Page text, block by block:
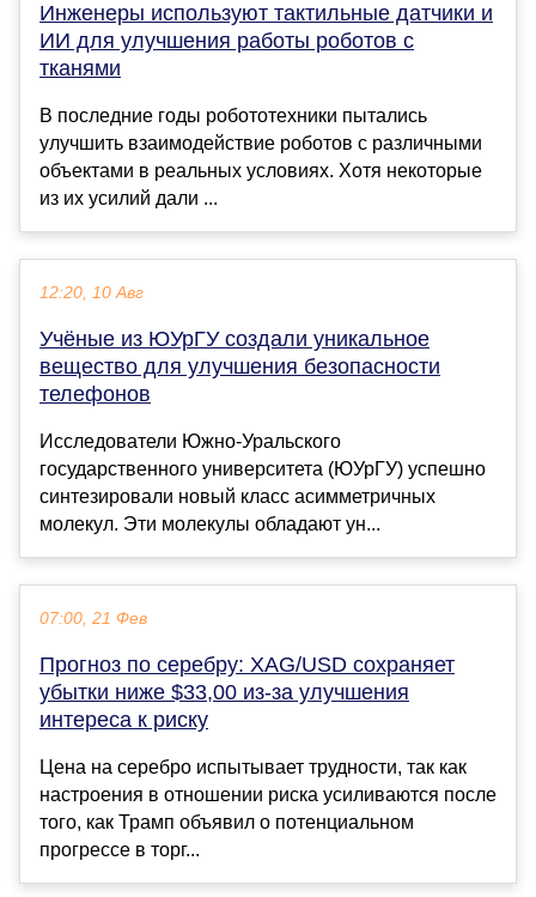
Инженеры используют тактильные датчики и
ИИ для улучшения работы роботов с
тканями
В последние годы робототехники пытались
улучшить взаимодействие роботов с различными
объектами в реальных условиях. Хотя некоторые
из их усилий дали ...
12:20, 10 Авг
Учёные из ЮУрГУ создали уникальное
вещество для улучшения безопасности
телефонов
Исследователи Южно-Уральского
государственного университета (ЮУрГУ) успешно
синтезировали новый класс асимметричных
молекул. Эти молекулы обладают ун...
07:00, 21 Фев
Прогноз по серебру: XAG/USD сохраняет
убытки ниже $33,00 из-за улучшения
интереса к риску
Цена на серебро испытывает трудности, так как
настроения в отношении риска усиливаются после
того, как Трамп объявил о потенциальном
прогрессе в торг...